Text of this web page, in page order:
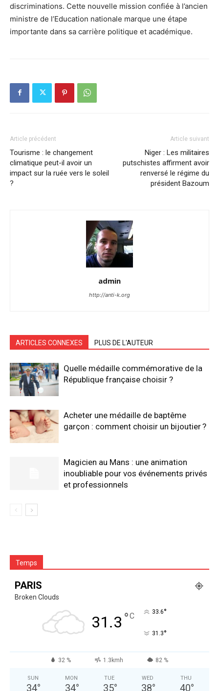
discriminations. Cette nouvelle mission confiée à l’ancien
ministre de l’Education nationale marque une étape
importante dans sa carrière politique et académique.
Article précédent
Tourisme : le changement
climatique peut-il avoir un
impact sur la ruée vers le soleil
?
Article suivant
Niger : Les militaires
putschistes affirment avoir
renversé le régime du
président Bazoum
admin
http://anti-k.org
ARTICLES CONNEXES PLUS DE L'AUTEUR
Quelle médaille commémorative de la
République française choisir ?
Acheter une médaille de baptême
garçon : comment choisir un bijoutier ?
Magicien au Mans : une animation
inoubliable pour vos événements privés
et professionnels
Temps
PARIS
Broken Clouds
31.3 °C 33.6°
31.3°
32 % 1.3kmh 82 %
SUN
34°
MON
34°
TUE
35°
WED
38°
THU
40°